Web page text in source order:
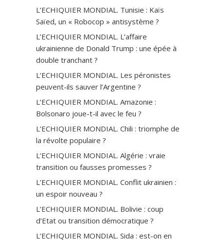
L’ECHIQUIER MONDIAL. Tunisie : Kaïs
Saïed, un « Robocop » antisystème ?
L’ECHIQUIER MONDIAL. L’affaire
ukrainienne de Donald Trump : une épée à
double tranchant ?
L’ECHIQUIER MONDIAL. Les péronistes
peuvent-ils sauver l’Argentine ?
L’ECHIQUIER MONDIAL. Amazonie :
Bolsonaro joue-t-il avec le feu ?
L’ECHIQUIER MONDIAL. Chili : triomphe de
la révolte populaire ?
L’ECHIQUIER MONDIAL. Algérie : vraie
transition ou fausses promesses ?
L’ECHIQUIER MONDIAL. Conflit ukrainien :
un espoir nouveau ?
L’ECHIQUIER MONDIAL. Bolivie : coup
d’Etat ou transition démocratique ?
L’ECHIQUIER MONDIAL. Sida : est-on en